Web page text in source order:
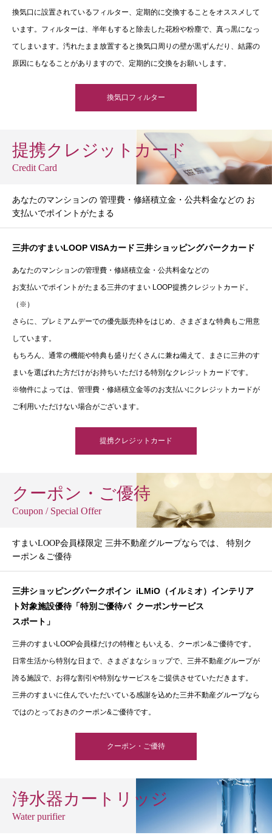
換気口に設置されているフィルター、定期的に交換することをオススメして
います。フィルターは、半年もすると除去した花粉や粉塵で、真っ黒になっ
てしまいます。汚れたまま放置すると換気口周りの壁が黒ずんだり、結露の
原因にもなることがありますので、定期的に交換をお願いします。
換気口フィルター
提携クレジットカード
Credit Card
あなたのマンションの 管理費・修繕積立金・公共料金などの お
支払いでポイントがたまる
三井のすまいLOOP VISAカード 三井ショッピングパークカード
あなたのマンションの管理費・修繕積立金・公共料金などの
お支払いでポイントがたまる三井のすまい LOOP提携クレジットカード。
（※）
さらに、プレミアムデーでの優先販売枠をはじめ、さまざまな特典もご用意
しています。
もちろん、通常の機能や特典も盛りだくさんに兼ね備えて、まさに三井のす
まいを選ばれた方だけがお持ちいただける特別なクレジットカードです。
※物件によっては、管理費・修繕積立金等のお支払いにクレジットカードが
ご利用いただけない場合がございます。
提携クレジットカード
クーポン・ご優待
Coupon / Special Offer
すまいLOOP会員様限定 三井不動産グループならでは、 特別ク
ーポン＆ご優待
三井ショッピングパークポイン
ト対象施設優待「特別ご優待パ
スポート」
iLMiO（イルミオ）インテリア
クーポンサービス
三井のすまいLOOP会員様だけの特権ともいえる、クーポン&ご優待です。
日常生活から特別な日まで、さまざまなショップで、三井不動産グループが
誇る施設で、お得な割引や特別なサービスをご提供させていただきます。
三井のすまいに住んでいただいている感謝を込めた三井不動産グループなら
ではのとっておきのクーポン&ご優待です。
クーポン・ご優待
浄水器カートリッジ
Water purifier